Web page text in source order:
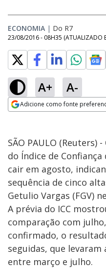
ECONOMIA | Do R7
23/08/2016 - 08H35 (ATUALIZADO
A+ A-
Adicione como fonte
SÃO PAULO
do Índice de
cair em agosto,
sequência de cinco
Getulio Vargas (FGV)
A prévia do ICC
comparação com
confirmado, o
seguidas, que
entre março e julho.